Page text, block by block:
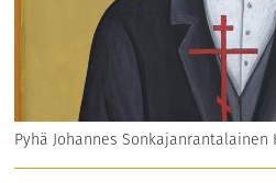
Pyhä Johannes Sonkajanrantalainen